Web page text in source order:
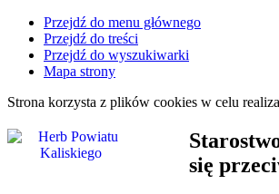
Przejdź do menu głównego
Przejdź do treści
Przejdź do wyszukiwarki
Mapa strony
Strona korzysta z plików cookies w celu
się